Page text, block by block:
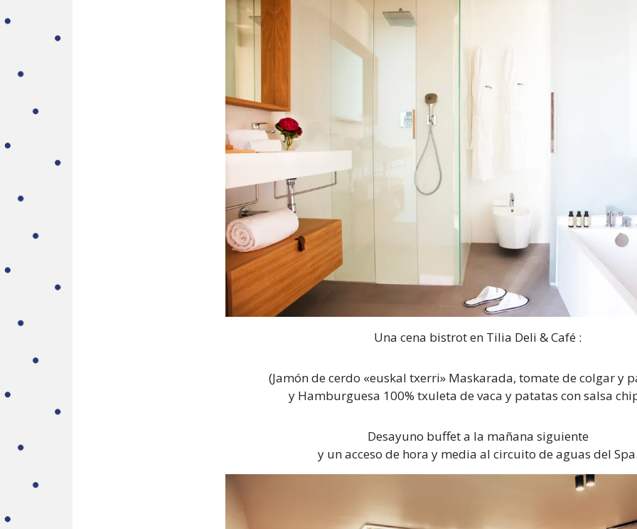
Una cena bistrot en Tilia Deli & Café :
(Jamón de cerdo «euskal txerri» Maskarada, tomate de colgar y
y Hamburguesa 100% txuleta de vaca y patatas con salsa
Desayuno buffet a la mañana siguiente
y un acceso de hora y media al circuito de aguas del